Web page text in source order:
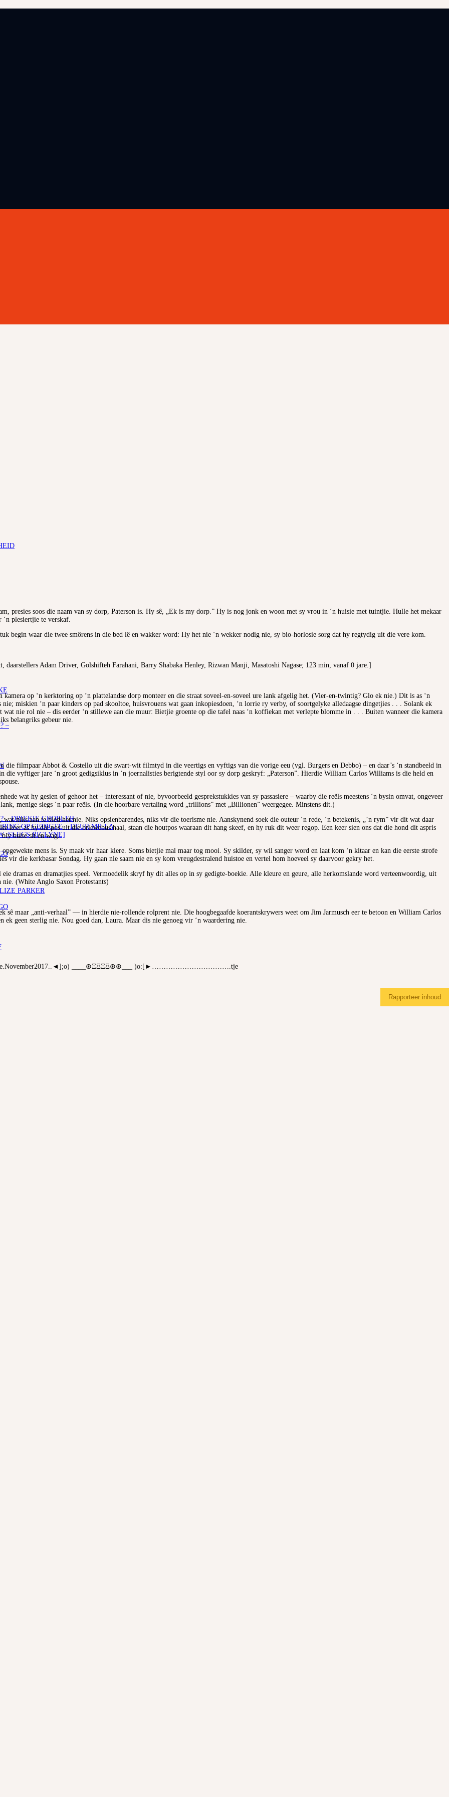
–
– DRIEKIE GROBLER
OP GEDIGTE – DEUR MILLA
:SLEGS RIGLYNE]
PARKER
presies soos die naam van sy dorp, Paterson is. Hy sê, „Ek is my dorp.” Hy is nog jonk en woon met sy vrou in ‘n huisie met tuintjie. Hulle het mekaar
plesiertjie te verskaf.
begin waar die twee smôrens in die bed lê en wakker word: Hy het nie ‘n wekker nodig nie, sy bio-horlosie sorg dat hy regtydig uit die vere kom.
Adam Driver, Golshifteh Farahani, Barry Shabaka Henley, Rizwan Manji, Masatoshi Nagase; 123 min, vanaf 0 jare.]
op ‘n kerktoring op ‘n plattelandse dorp monteer en die straat soveel-en-soveel ure lank afgelig het. (Vier-en-twintig? Glo ek nie.) Dit is as ‘n
miskien ‘n paar kinders op pad skooltoe, huisvrouens wat gaan inkopiesdoen, ‘n lorrie ry verby, of soortgelyke alledaagse dingetjies . . . Solank ek
nie rol nie – dis eerder ‘n stillewe aan die muur: Bietjie groente op die tafel naas ‘n koffiekan met verlepte blomme in . . . Buiten wanneer die kamera
belangriks gebeur nie.
die filmpaar Abbot & Costello uit die swart-wit filmtyd in die veertigs en vyftigs van die vorige eeu (vgl. Burgers en Debbo) – en daar’s ‘n standbeeld in
die vyftiger jare ‘n groot gedigsiklus in ‘n joernalisties berigtende styl oor sy dorp geskryf: „Paterson”. Hierdie William Carlos Williams is die held en
wat hy gesien of gehoor het – interessant of nie, byvoorbeeld gesprekstukkies van sy passasiere – waarby die reëls meestens ‘n bysin omvat, ongeveer
menige slegs ‘n paar reëls. (In die hoorbare vertaling word „trillions” met „Billionen” weergegee. Minstens dit.)
niks aan te bied het nie. Niks opsienbarendes, niks vir die toerisme nie. Aanskynend soek die outeur ‘n rede, ‘n betekenis, „’n rym” vir dit wat daar
keer as hy die pos uit die briewebus haal, staan die houtpos waaraan dit hang skeef, en hy ruk dit weer regop. Een keer sien ons dat die hond dit aspris
bly buite sit en wag.
mens is. Sy maak vir haar klere. Soms bietjie mal maar tog mooi. Sy skilder, sy wil sanger word en laat kom ‘n kitaar en kan die eerste strofe
vir die kerkbasar Sondag. Hy gaan nie saam nie en sy kom vreugdestralend huistoe en vertel hom hoeveel sy daarvoor gekry het.
dramas en dramatjies speel. Vermoedelik skryf hy dit alles op in sy gedigte-boekie. Alle kleure en geure, alle herkomslande word verteenwoordig, uit
(White Anglo Saxon Protestants)
maar „anti-verhaal” — in hierdie nie-rollende rolprent nie. Die hoogbegaafde koerantskrywers weet om Jim Jarmusch eer te betoon en William Carlos
geen sterlig nie. Nou goed dan, Laura. Maar dis nie genoeg vir ‘n waardering nie.
____⊛ΞΞΞΞ⊛⊛___ )o:[►…………………………….tje
Rapporteer inhoud